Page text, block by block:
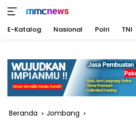
konten
E-Katalog Nasional Polri TNI
Beranda Jombang